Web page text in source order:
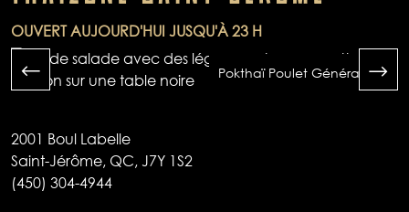
OUVERT AUJOURD'HUI JUSQU'À 23 H
Pokthaï Poulet Général Tao
2001 Boul Labelle
Saint-Jérôme, QC, J7Y 1S2
(450) 304-4944